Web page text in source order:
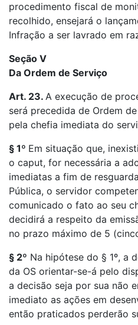
procedimento fiscal de
recolhido, ensejará o
Infração a ser lavrado em
Seção V
Da Ordem de Serviço
Art. 23. A execução de
será precedida de Ordem
pela chefia imediata do
§ 1º Em situação que,
o caput, for necessária a
imediatas a fim de
Pública, o servidor
comunicado o fato ao seu
decidirá a respeito da
no prazo máximo de 5
§ 2º Na hipótese do § 1º, a
da OS orientar-se-á pelo
a decisão seja por sua não
imediato as ações em
então praticados perderão